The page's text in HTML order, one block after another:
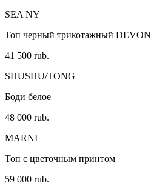
SEA NY
Топ черный трикотажный DEVON
41 500 rub.
SHUSHU/TONG
Боди белое
48 000 rub.
MARNI
Топ с цветочным принтом
59 000 rub.